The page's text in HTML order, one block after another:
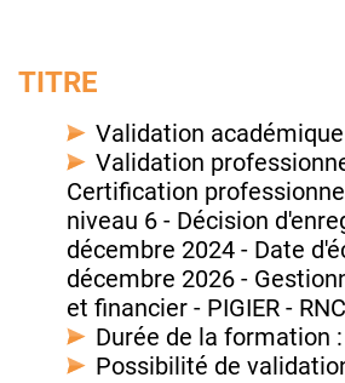
TITRE
Validation
Validation
Certification
niveau 6 - Décision
décembre 2024 - Date
décembre 2026 -
et financier - PIGIER -
Durée de la formation
Possibilité de